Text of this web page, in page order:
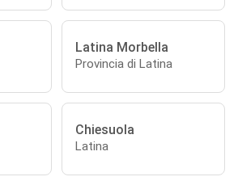
Latina Morbella
Provincia di Latina
Chiesuola
Latina